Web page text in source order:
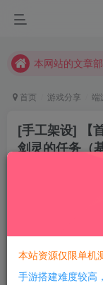
现在赞助会员
首页 游戏分享 端
[手工架设] 【
剑灵的任务（
每日活跃最高
积分免费兑换
首先，该教程会
本站资源仅限单机
手游搭建难度较高